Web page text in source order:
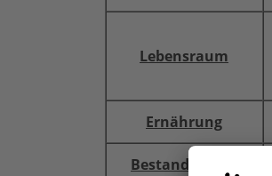
Lebensraum
Ernährung
Bestandsgröße